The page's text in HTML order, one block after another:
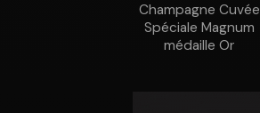
Champagne Cuvée
Spéciale Magnum
médaille Or